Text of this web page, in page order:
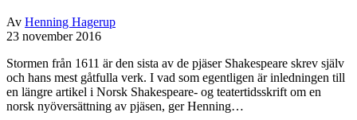
Av Henning Hagerup
23 november 2016
Stormen från 1611 är den sista av de pjäser Shakespeare skrev själv
och hans mest gåtfulla verk. I vad som egentligen är inledningen till
en längre artikel i Norsk Shakespeare- og teatertidsskrift om en
norsk nyöversättning av pjäsen, ger Henning…